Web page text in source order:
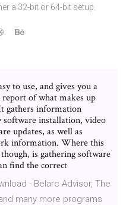
a 32-bit or 64-bit setup.
to use, and gives you a
of what makes up
gathers information
software installation, video
updates, as well as
information. Where this
is gathering software
find the correct
- Belarc Advisor, The
many more programs